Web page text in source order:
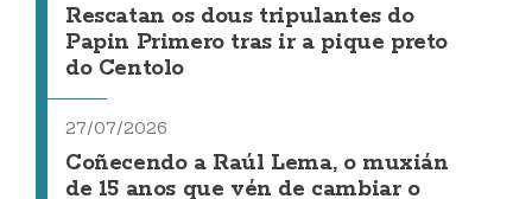
Rescatan os dous tripulantes do
Papin Primero tras ir a pique preto
do Centolo
27/07/2026
Coñecendo a Raúl Lema, o muxián
de 15 anos que vén de cambiar o